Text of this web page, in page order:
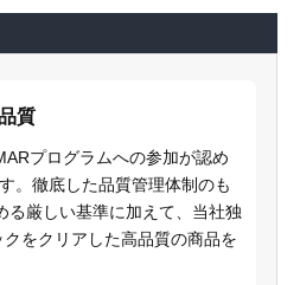
質
プログラムへの参加が認め
。徹底した品質管理体制のも
る厳しい基準に加えて、当社独
をクリアした高品質の商品を